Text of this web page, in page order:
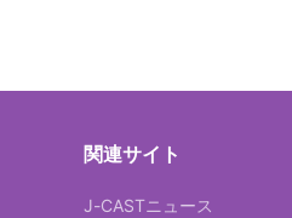
関連サイト
J-CASTニュース